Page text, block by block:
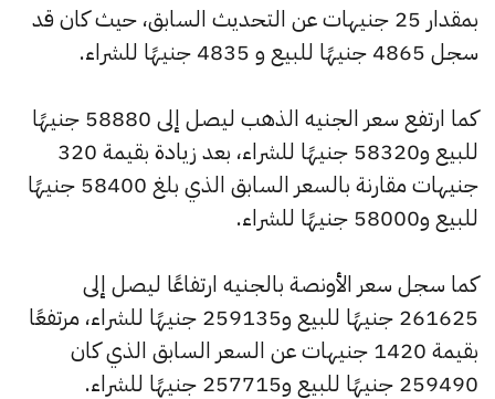
بمقدار 25 جنيهات عن التحديث السابق، حيث كان قد
سجل 4865 جنيهًا للبيع و 4835 جنيهًا للشراء.
كما ارتفع سعر الجنيه الذهب ليصل إلى 58880 جنيهًا
للبيع و58320 جنيهًا للشراء، بعد زيادة بقيمة 320
جنيهات مقارنة بالسعر السابق الذي بلغ 58400 جنيهًا
للبيع و58000 جنيهًا للشراء.
كما سجل سعر الأونصة بالجنيه ارتفاعًا ليصل إلى
261625 جنيهًا للبيع و259135 جنيهًا للشراء، مرتفعًا
بقيمة 1420 جنيهات عن السعر السابق الذي كان
259490 جنيهًا للبيع و257715 جنيهًا للشراء.